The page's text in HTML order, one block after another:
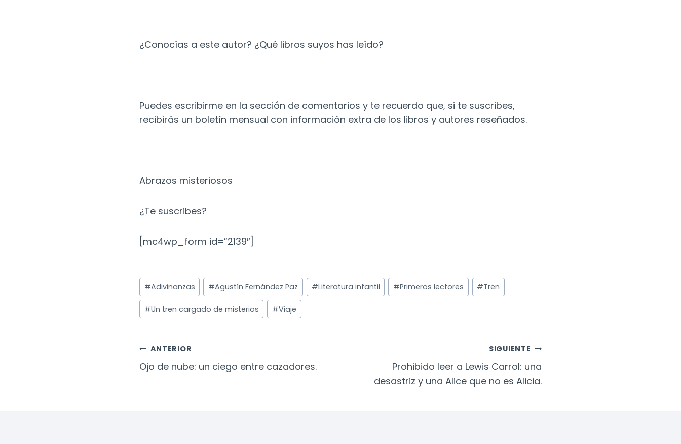
¿Conocías a este autor? ¿Qué libros suyos has leído?
Puedes escribirme en la sección de comentarios y te recuerdo que, si te suscribes,
recibirás un boletín mensual con información extra de los libros y autores reseñados.
Abrazos misteriosos
¿Te suscribes?
[mc4wp_form id=”2139″]
Etiquetas
de
la
#Adivinanzas #Agustín Fernández Paz #Literatura infantil #Primeros lectores #Tren
#Un tren cargado de misterios #Viaje
Navegación
De
ANTERIOR
Ojo de nube: un ciego entre cazadores.
SIGUIENTE
Prohibido leer a Lewis Carrol: una
desastriz y una Alice que no es Alicia.